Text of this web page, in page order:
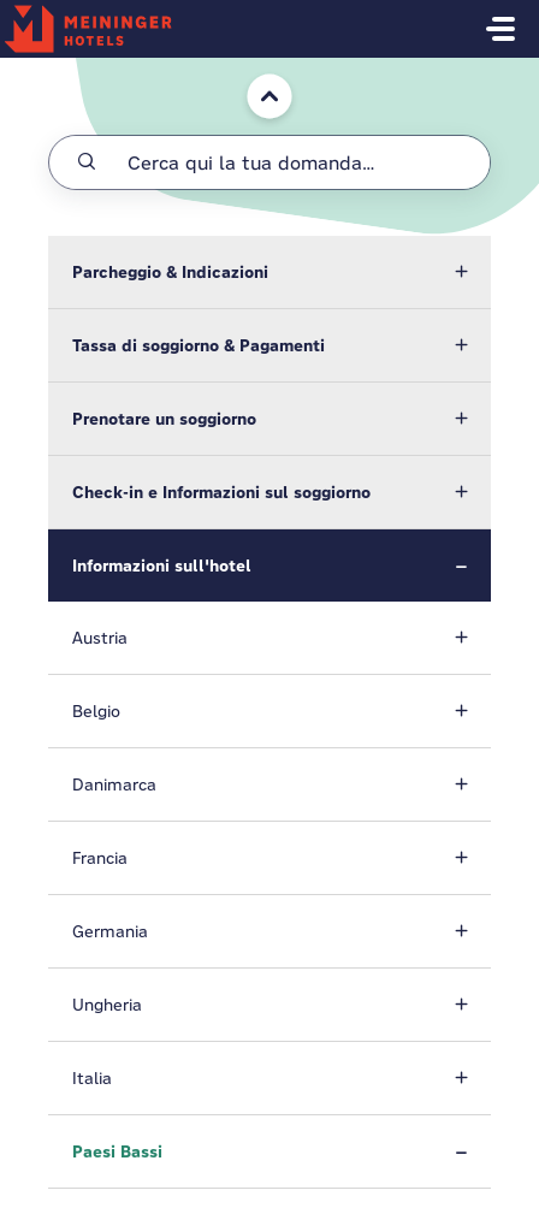
Salta al contenuto principale
Home
Parcheggio & Indicazioni
Tassa di soggiorno & Pagamenti
Prenotare un soggiorno
Check-in e Informazioni sul soggiorno
Informazioni sull'hotel
Austria
Belgio
Danimarca
Francia
Germania
Ungheria
Italia
Paesi Bassi